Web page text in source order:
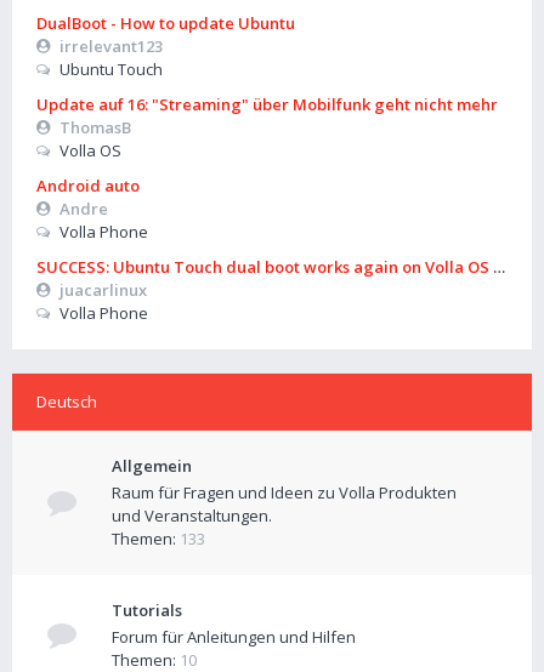
DualBoot - How to update Ubuntu
irrelevant123
Ubuntu Touch
Update auf 16: "Streaming" über Mobilfunk geht nicht mehr
ThomasB
Volla OS
Android auto
Andre
Volla Phone
SUCCESS: Ubuntu Touch dual boot works again on Volla OS 16
juacarlinux
Volla Phone
Deutsch
Allgemein
Raum für Fragen und Ideen zu Volla Produkten
und Veranstaltungen.
Themen: 133
Tutorials
Forum für Anleitungen und Hilfen
Themen: 10